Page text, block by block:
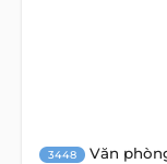
3448 Văn